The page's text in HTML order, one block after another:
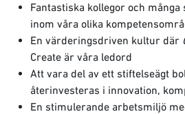
Fantastiska kollegor och många
inom våra olika
En värderingsdriven kultur där
Create är våra ledord
Att vara del av ett stiftelseägt
återinvesteras i innovation,
En stimulerande arbetsmiljö